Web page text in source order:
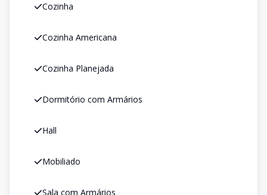
Cozinha
Cozinha Americana
Cozinha Planejada
Dormitório com Armários
Hall
Mobiliado
Sala com Armários